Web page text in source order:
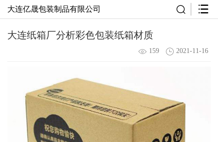
大连亿晟包装制品有限公司
大连纸箱厂分析彩色包装纸箱材质
159 2021-11-16